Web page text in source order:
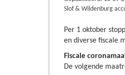
Slof & Wildenburg
Per 1 oktober
en diverse fiscale
Fiscale
De volgende